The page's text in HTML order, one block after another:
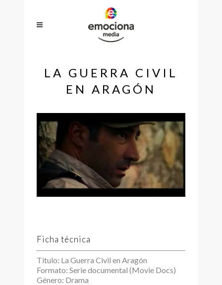
LA GUERRA CIVIL
EN ARAGÓN
Ficha técnica
Titulo: La Guerra Civil en Aragón
Formato: Serie documental (Movie Docs)
Género: Drama